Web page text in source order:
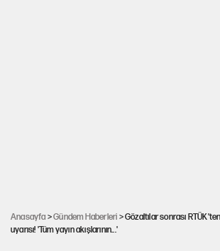
Anasayfa >Gündem Haberleri > Gözaltılar sonrası
uyarısı! 'Tüm yayın akışlarının...'